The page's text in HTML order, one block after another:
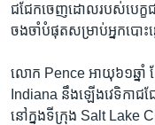
ជជែកចេញ​ដោល​របស់​បេក្ខជ
ចងចាំ​បំផុត​សម្រាប់​អ្នក​បោះ​
លោក Pence អាយុ​៦១ឆ្នាំ
Indiana នឹង​ឡើង​វេទិកា​
នៅ​ក្នុង​ទីក្រុង Salt Lake